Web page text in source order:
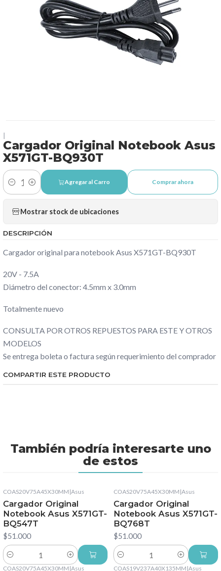
Cargador Original Notebook Asus
X571GT-BQ930T
Cantidad
Agregar al Carro Comprar ahora
Mostrar stock de ubicaciones
DESCRIPCIÓN
Cargador original para notebook Asus X571GT-BQ930T
20V - 7.5A
Diámetro del conector: 4.5mm x 3.0mm
Totalmente nuevo
CONSULTA POR OTROS REPUESTOS PARA ESTE Y OTROS
MODELOS
Se entrega boleta o factura según requerimiento del comprador
COMPARTIR ESTE PRODUCTO
También podría interesarte uno
de estos
COAS20V75A45X30MM |Asus
Cargador Original
Notebook Asus X571GT-
BQ547T
$51.000
Cantidad
COAS20V75A45X30MM |Asus
Cargador Original
Notebook Asus X571GT-
BQ768T
$51.000
Cantidad
COAS20V75A45X30MM |Asus COAS19V237A40X135MM |Asus